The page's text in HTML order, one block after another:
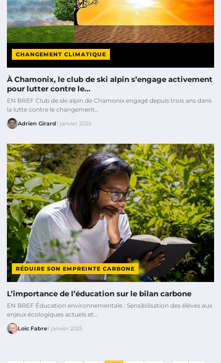
CHANGEMENT CLIMATIQUE
À Chamonix, le club de ski alpin s’engage activement
pour lutter contre le…
EN BREF Club de ski alpin de Chamonix engagé depuis trois ans dans
la lutte contre le changement…
Adrien Girard1 janvier 2025
RÉDUIRE SON EMPREINTE CARBONE
L’importance de l’éducation sur le bilan carbone
EN BREF Éducation environnementale : Sensibilisation des élèves aux
enjeux écologiques actuels et…
Loïc Fabre1 janvier 2025